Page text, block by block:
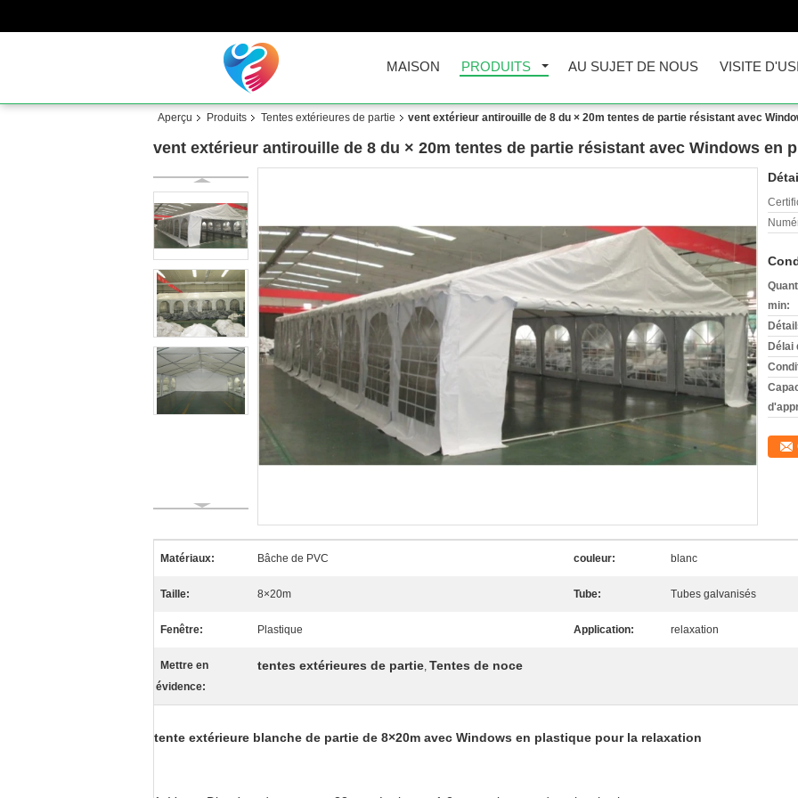
MAISON PRODUITS AU SUJET DE NOUS VISITE
Aperçu Produits Tentes extérieures de partie vent extérieur antirouille de 8 du × 20m tentes de partie résistant avec
vent extérieur antirouille de 8 du × 20m tentes de partie résistant avec Windows en
min:
Délai
Matériaux: Bâche de PVC couleur: blanc
Taille: 8×20m Tube: Tubes galvanisés
Fenêtre: Plastique Application: relaxation
Mettre en
évidence:
tentes extérieures de partie, Tentes de noce
tente extérieure blanche de partie de 8×20m avec Windows en plastique pour la relaxation